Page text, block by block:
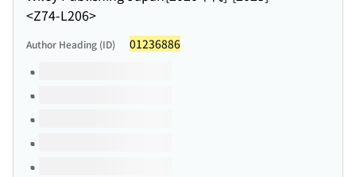
<Z74-L206>
Author Heading (ID) 01236886
Volumes of this title